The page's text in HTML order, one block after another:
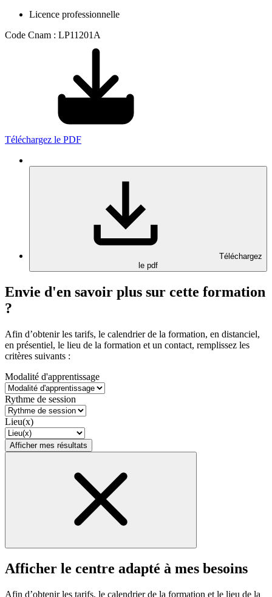
Licence professionnelle
Code Cnam : LP11201A
Téléchargez le PDF
Téléchargez
le pdf
Envie d'en savoir plus sur cette formation
?
Afin d’obtenir les tarifs, le calendrier de la formation, en distanciel,
en présentiel, le lieu de la formation et un contact, remplissez les
critères suivants :
Modalité d'apprentissage
Rythme de session
Lieu(x)
Afficher mes résultats
Afficher le centre adapté à mes besoins
Afin d’obtenir les tarifs, le calendrier de la formation et le lieu de la